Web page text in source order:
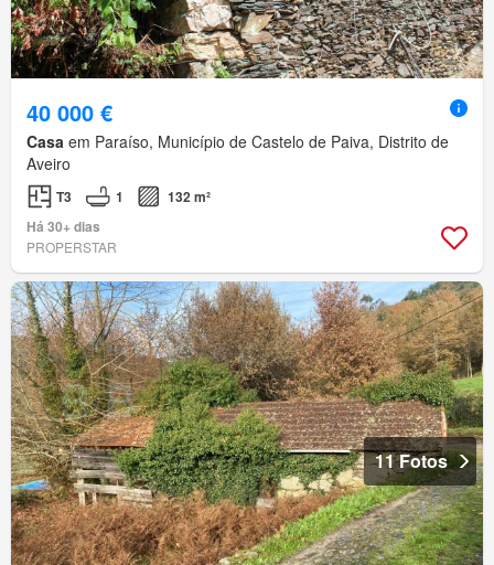
40 000 €
Casa em Paraíso, Município de Castelo de Paiva, Distrito de
Aveiro
T3 1
132 m²
Há 30+ dias
PROPERSTAR
11 Fotos